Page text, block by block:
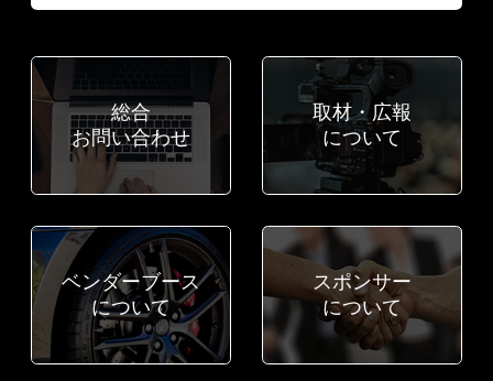
総合
お問い合わせ
取材・広報
について
ベンダーブース
について
スポンサー
について